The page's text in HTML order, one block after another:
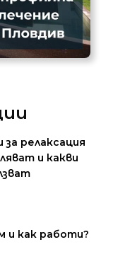
за релаксация
и какви
и как работи?